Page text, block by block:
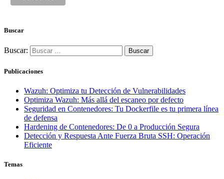
Buscar
Buscar:
Publicaciones
Wazuh: Optimiza tu Detección de Vulnerabilidades
Optimiza Wazuh: Más allá del escaneo por defecto
Seguridad en Contenedores: Tu Dockerfile es tu primera línea
de defensa
Hardening de Contenedores: De 0 a Producción Segura
Detección y Respuesta Ante Fuerza Bruta SSH: Operación
Eficiente
Temas